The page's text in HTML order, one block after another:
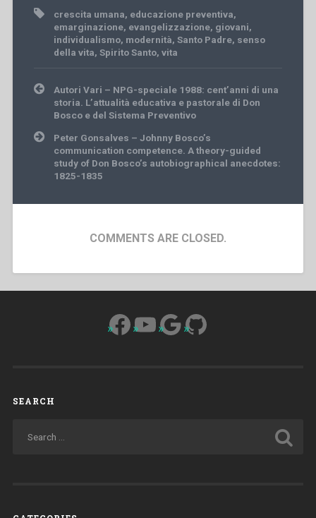
crescita umana, educazione preventiva,
emarginazione, evangelizzazione, giovani,
individualismo, modernità, Santo Padre, senso
della vita, Spirito Santo, vita
Post
navigation
Autori Vari – NPG-speciale 1988: cent’anni di una
storia. L’attualità educativa e pastorale di Don
Bosco e del Sistema Preventivo
Peter Gonsalves – Johnny Bosco’s
communication competence. A theory-guided
study of Don Bosco’s autobiographical anecdotes:
1825-1835
COMMENTS ARE CLOSED.
Facebook
YouTube
Google
GitHub
SEARCH